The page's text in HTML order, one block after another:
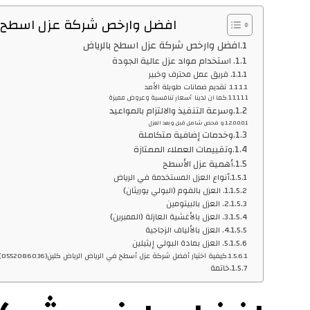
افضل وارخص شركة عزل اسطح
افضل وارخص شركة عزل اسطح بالرياض
استخدام مواد عزل عالية الجودة
فريق عمل محترف وخبير
تقديم ضمانات طويلة الأمد
كما ان لدينا أسعار تنافسية وعروض مميزة
وسرعة التنفيذ والالتزام بالمواعيد
و فحص شامل قبل وبعد العزل
وخدمات إضافية متكاملة
وتقييمات العملاء الممتازة
أهمية عزل الأسطح
أنواع العزل المستخدمة في الرياض
1. العزل بالفوم (البولي يوريثان)
2. العزل بالبيتومين
3. العزل بالأغشية العازلة (الممبرين)
4. العزل بالألياف الزجاجية
5. العزل بمادة البولي إيثيلين
كيفية اختيار أفضل شركة عزل أسطح في الرياض الرياض كلين(0552086036)
خاتمة